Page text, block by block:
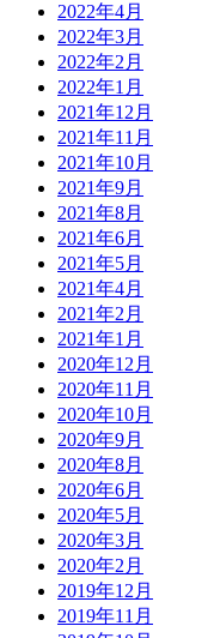
2022年4月
2022年3月
2022年2月
2022年1月
2021年12月
2021年11月
2021年10月
2021年9月
2021年8月
2021年6月
2021年5月
2021年4月
2021年2月
2021年1月
2020年12月
2020年11月
2020年10月
2020年9月
2020年8月
2020年6月
2020年5月
2020年3月
2020年2月
2019年12月
2019年11月